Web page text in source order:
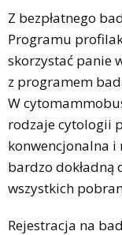
Z bezpłatnego
Programu
skorzystać panie
z programem
W
rodzaje cytologii
konwencjonalna i
bardzo
wszystkich
Rejestracja na